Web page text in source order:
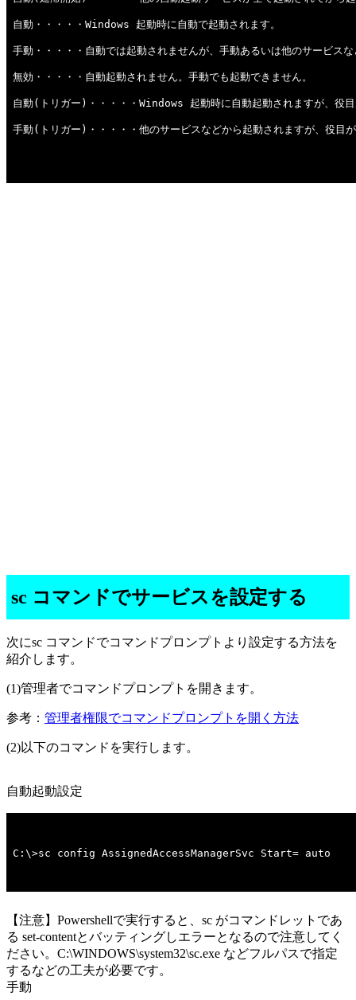
自動・・・・・Windows 起動時に自動で起動されます。
手動・・・・・自動では起動されませんが、手動あるいは他のサービス
無効・・・・・自動起動されません。手動でも起動できません。
自動(トリガー)・・・・・Windows 起動時に自動起動されますが、役
手動(トリガー)・・・・・他のサービスなどから起動されますが、役目
sc コマンドでサービスを設定する
次にsc コマンドでコマンドプロンプトより設定する方法を
紹介します。
(1)管理者でコマンドプロンプトを開きます。
参考： 管理者権限でコマンドプロンプトを開く方法
(2)以下のコマンドを実行します。
自動起動設定
C:\>sc config AssignedAccessManagerSvc Start= auto
【注意】Powershellで実行すると、sc がコマンドレットであ
る set-contentとバッティングしエラーとなるので注意してく
ださい。C:\WINDOWS\system32\sc.exe などフルパスで指定
するなどの工夫が必要です。
手動